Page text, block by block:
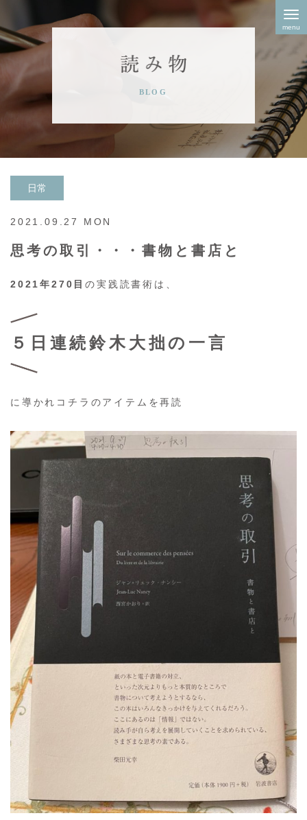
to
content
思考の取引・・・書物と書店と
2021.09.27 MON
日常
2021年270目の実践読書術は、
５日連続鈴木大拙の一言
に導かれコチラのアイテムを再読